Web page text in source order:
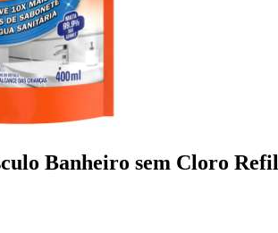
Banheiro sem Cloro Refil